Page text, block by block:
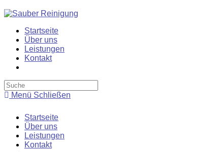
Zum
Inhalt
springen
Startseite
Über uns
Leistungen
Kontakt
search
Menü Schließen
Startseite
Über uns
Leistungen
Kontakt